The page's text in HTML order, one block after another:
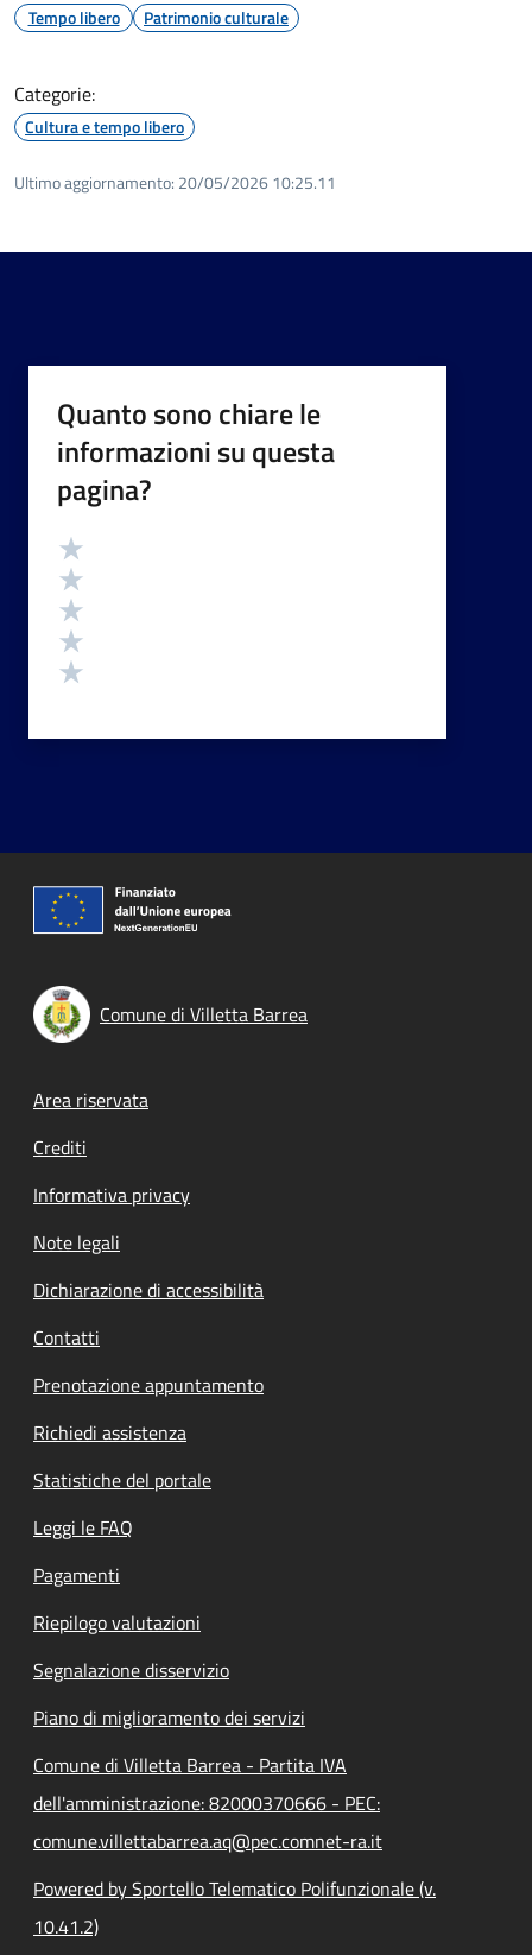
Tempo libero Patrimonio culturale
Categorie:
Cultura e tempo libero
Ultimo aggiornamento: 20/05/2026 10:25.11
Quanto sono chiare le
informazioni su questa
pagina?
Valutazione
Comune di Villetta Barrea
Footer menu
Area riservata
Crediti
Informativa privacy
Note legali
Dichiarazione di accessibilità
Contatti
Prenotazione appuntamento
Richiedi assistenza
Statistiche del portale
Leggi le FAQ
Pagamenti
Riepilogo valutazioni
Segnalazione disservizio
Piano di miglioramento dei servizi
Comune di Villetta Barrea - Partita IVA
dell'amministrazione: 82000370666 - PEC:
comune.villettabarrea.aq@pec.comnet-ra.it
Powered by Sportello Telematico Polifunzionale (v.
10.41.2)